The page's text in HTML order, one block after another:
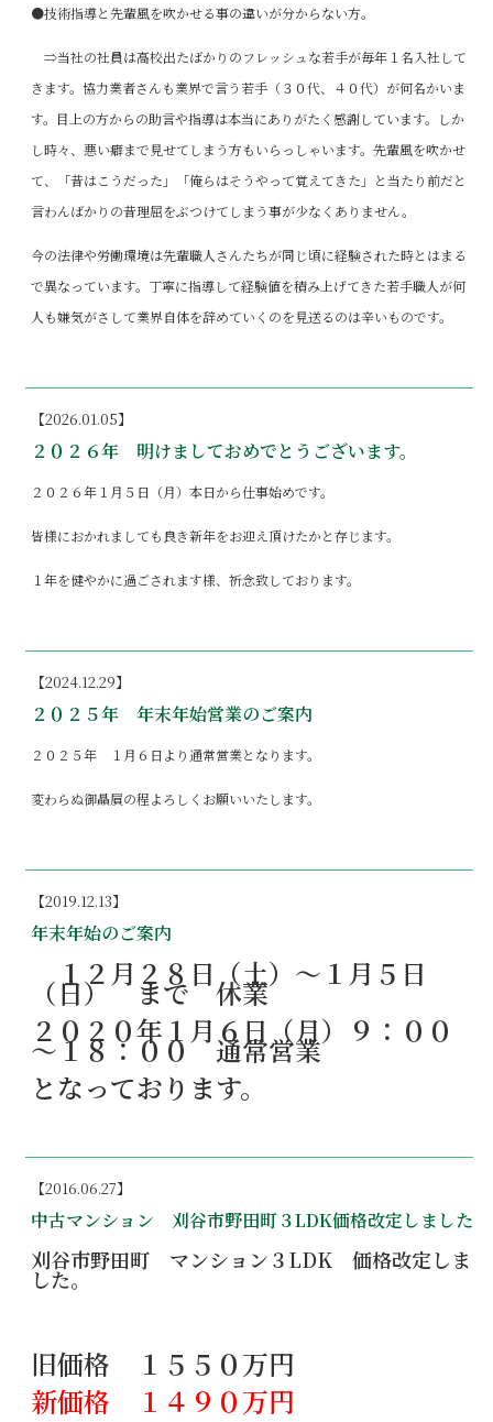
●技術指導と先輩風を吹かせる事の違いが分からない方。
⇒当社の社員は高校出たばかりのフレッシュな若手が毎年１名入社して
きます。協力業者さんも業界で言う若手（３０代、４０代）が何名かいま
す。目上の方からの助言や指導は本当にありがたく感謝しています。しか
し時々、悪い癖まで見せてしまう方もいらっしゃいます。先輩風を吹かせ
て、「昔はこうだった」「俺らはそうやって覚えてきた」と当たり前だと
言わんばかりの昔理屈をぶつけてしまう事が少なくありません。
今の法律や労働環境は先輩職人さんたちが同じ頃に経験された時とはまる
で異なっています。丁寧に指導して経験値を積み上げてきた若手職人が何
人も嫌気がさして業界自体を辞めていくのを見送るのは辛いものです。
【2026.01.05】
２０２６年 明けましておめでとうございます。
２０２６年１月５日（月）本日から仕事始めです。
皆様におかれましても良き新年をお迎え頂けたかと存じます。
１年を健やかに過ごされます様、祈念致しております。
【2024.12.29】
２０２５年 年末年始営業のご案内
２０２５年 １月６日より通常営業となります。
変わらぬ御贔屓の程よろしくお願いいたします。
【2019.12.13】
年末年始のご案内
１２月２８日（土）～１月５日
（日） まで 休業
２０２０年１月６日（月）９：００
～１８：００ 通常営業
となっております。
【2016.06.27】
中古マンション 刈谷市野田町３LDK価格改定しました
刈谷市野田町 マンション３LDK 価格改定しま
した。
旧価格 １５５０万円
新価格 １４９０万円